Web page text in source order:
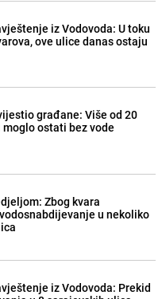
iz Vodovoda: U toku
ove ulice danas ostaju
građane: Više od 20
ostati bez vode
Zbog kvara
u nekoliko
iz Vodovoda: Prekid